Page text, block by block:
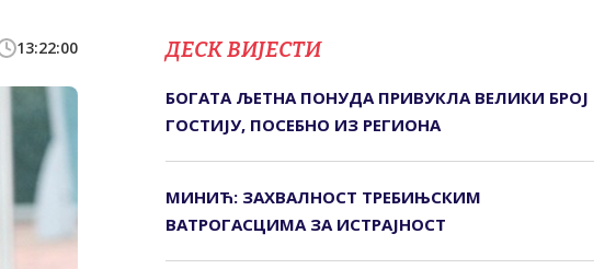
13:22:00 ДЕСК ВИЈЕСТИ
БОГАТА ЉЕТНА ПОНУДА ПРИВУКЛА ВЕЛИКИ БРОЈ
ГОСТИЈУ, ПОСЕБНО ИЗ РЕГИОНА
МИНИЋ: ЗАХВАЛНОСТ ТРЕБИЊСКИМ
ВАТРОГАСЦИМА ЗА ИСТРАЈНОСТ